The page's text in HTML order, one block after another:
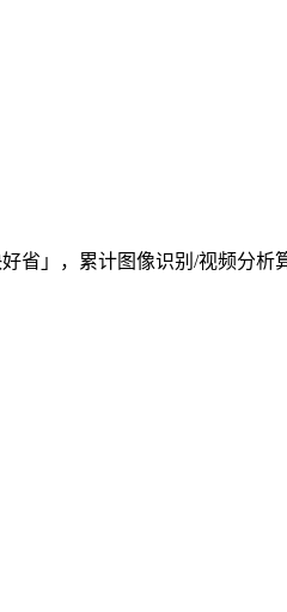
省」，累计图像识别/视频分析